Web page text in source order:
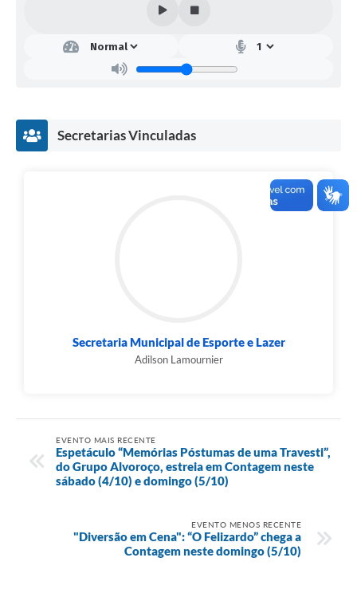
Secretarias Vinculadas
Secretaria Municipal de Esporte e Lazer
Adilson Lamournier
EVENTO MAIS RECENTE
Espetáculo “Memórias Póstumas de uma Travesti”,
do Grupo Alvoroço, estreia em Contagem neste
sábado (4/10) e domingo (5/10)
EVENTO MENOS RECENTE
"Diversão em Cena": “O Felizardo” chega a
Contagem neste domingo (5/10)